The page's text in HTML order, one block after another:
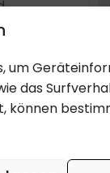
um
das
können